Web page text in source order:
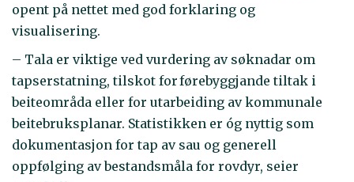
opent på nettet med god forklaring og
visualisering.
– Tala er viktige ved vurdering av søknadar om
tapserstatning, tilskot for førebyggjande tiltak i
beiteområda eller for utarbeiding av kommunale
beitebruksplanar. Statistikken er óg nyttig som
dokumentasjon for tap av sau og generell
oppfølging av bestandsmåla for rovdyr, seier